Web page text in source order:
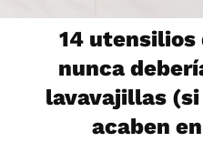
14 utensilios
nunca
lavavajillas
acaben